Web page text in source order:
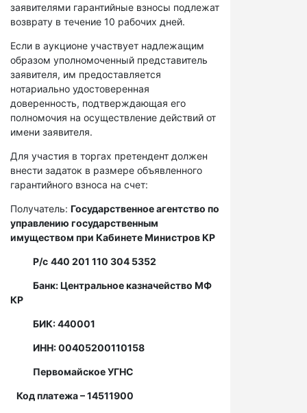
заявителями гарантийные взносы подлежат
возврату в течение 10 рабочих дней.
Если в аукционе участвует надлежащим
образом уполномоченный представитель
заявителя, им предоставляется
нотариально удостоверенная
доверенность, подтверждающая его
полномочия на осуществление действий от
имени заявителя.
Для участия в торгах претендент должен
внести задаток в размере объявленного
гарантийного взноса на счет:
Получатель: Государственное агентство по
управлению государственным
имуществом при Кабинете Министров КР
Р/с 440 201 110 304 5352
Банк: Центральное казначейство МФ
КР
БИК: 440001
ИНН: 00405200110158
Первомайское УГНС
Код платежа – 14511900